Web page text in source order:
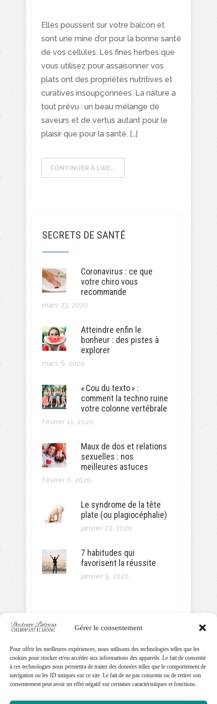
Gérer le consentement
Pour offrir les meilleures expériences, nous utilisons des technologies telles que les
cookies pour stocker et/ou accéder aux informations des appareils. Le fait de consentir
à ces technologies nous permettra de traiter des données telles que le comportement de
navigation ou les ID uniques sur ce site. Le fait de ne pas consentir ou de retirer son
consentement peut avoir un effet négatif sur certaines caractéristiques et fonctions.
SECRETS DE SANTÉ
Coronavirus : ce que
votre chiro vous
recommande
mars 23, 2020
Atteindre enfin le
bonheur : des pistes à
explorer
mars 6, 2020
« Cou du texto » :
comment la techno ruine
votre colonne vertébrale
février 11, 2020
Maux de dos et relations
sexuelles : nos
meilleures astuces
février 6, 2020
Le syndrome de la tête
plate (ou plagiocéphalie)
janvier 23, 2020
7 habitudes qui
favorisent la réussite
janvier 9, 2020
SUIVEZ MOI!
Elles poussent sur votre balcon et
sont une mine d’or pour la bonne santé
de vos cellules. Les fines herbes que
vous utilisez pour assaisonner vos
plats ont des propriétés nutritives et
curatives insoupçonnées. La nature a
tout prévu : un beau mélange de
saveurs et de vertus autant pour le
plaisir que pour la santé. […]
CONTINUER À LIRE...